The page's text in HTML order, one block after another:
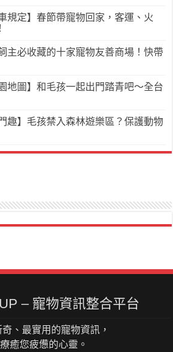
規定】春節帶寵物回家，客運、火
主必收藏的十家寵物友善商場！快帶
地圖】和毛孩一起出門踏青吧～全台
趣】毛孩禁入森林遊樂區？保護動物
– 寵物資訊整合平台
、最實用的寵物資訊，
癒您疲憊的心靈。